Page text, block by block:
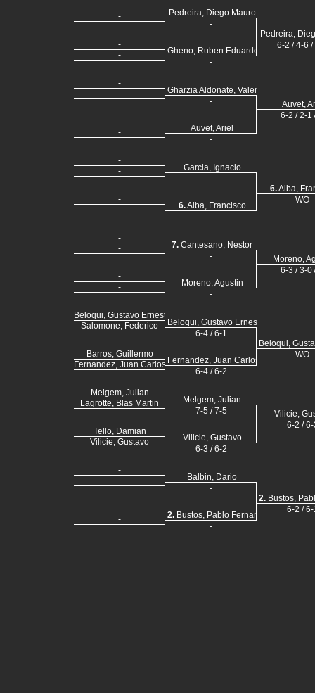
-
-
-
-
-
-
-
-
-
-
-
-
-
-
-
-
Beloqui, Gustavo Ernesto
Salomone, Federico
Barros, Guillermo
Fernandez, Juan Carlos
Melgem, Julian
Lagrotte, Blas Martin
Tello, Damian
Vilicie, Gustavo
-
-
-
-
Pedreira, Diego Mauro
-
Gheno, Ruben Eduardo
-
Gharzia Aldonate, Valentín
-
Auvet, Ariel
-
Garcia, Ignacio
-
6.Alba, Francisco
-
7. Cantesano, Nestor
-
Moreno, Agustin
-
Beloqui, Gustavo Ernesto
6-4 / 6-1
Fernandez, Juan Carlos
6-4 / 6-2
Melgem, Julian
7-5 / 7-5
Vilicie, Gustavo
6-3 / 6-2
Balbin, Dario
-
2. Bustos, Pablo Fernando
-
Pedreira,
6-2 / 4-6 /
Auvet,
6-2 / 2-1
6.Alba,
WO
Moreno,
6-3 / 3-0
Beloqui,
WO
Vilicie,
6-2 / 6-
2. Bustos,
6-2 / 6-